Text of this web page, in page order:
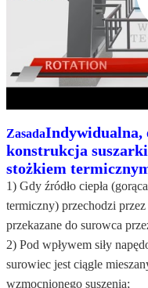
ZasadaIndywidualna,
konstrukcja
stożkiem
1) Gdy źródło ciepła
termiczny) przechodzi przez
przekazane do surowca
2) Pod wpływem siły
surowiec jest ciągle
wzmocnionego suszenia;